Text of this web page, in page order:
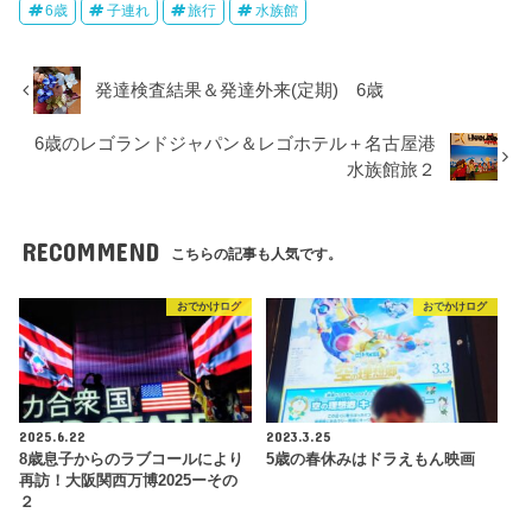
6歳 子連れ 旅行 水族館
発達検査結果＆発達外来(定期) 6歳
6歳のレゴランドジャパン＆レゴホテル＋名古屋港
水族館旅２
RECOMMEND こちらの記事も人気です。
おでかけログ
2025.6.22
8歳息子からのラブコールにより
再訪！大阪関西万博2025ーその
２
おでかけログ
2023.3.25
5歳の春休みはドラえもん映画